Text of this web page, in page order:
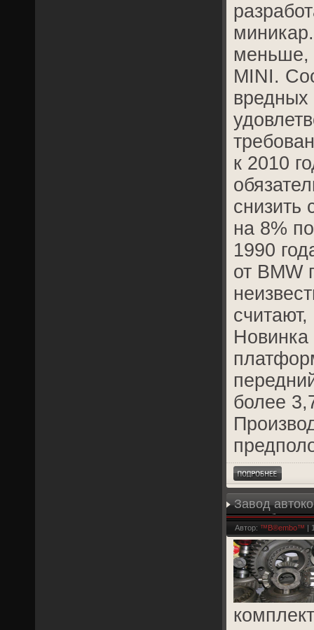
меньше,
MINI.
вредных
к 2010
снизить
на 8%
1990
от BMW
считают,
Новинка
более
Завод
Петербургом
Автор: ™B®embo™ |